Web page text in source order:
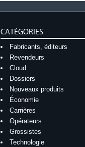
CATÉGORIES
Fabricants, éditeurs
Revendeurs
Cloud
Dossiers
Nouveaux produits
Économie
Carrières
Opérateurs
Grossistes
Technologie